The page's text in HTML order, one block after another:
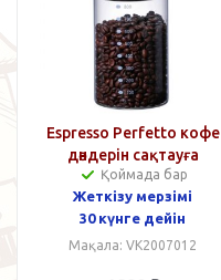
Espresso Perfetto кофе
дәндерін сақтауға
арналған банка 1000 мл
Қоймада бар
Жеткізу мерзімі
30 күнге дейін
Мақала: VK2007012